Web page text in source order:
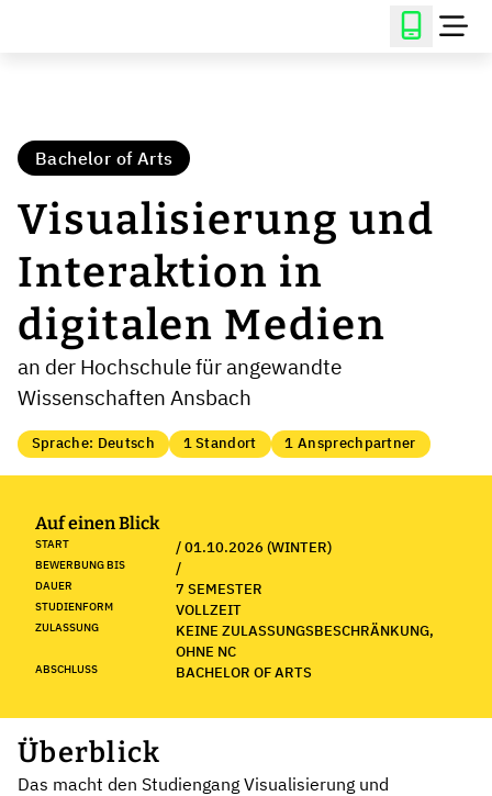
Bachelor of Arts
Visualisierung und
Interaktion in
digitalen Medien
an der Hochschule für angewandte
Wissenschaften Ansbach
Sprache: Deutsch 1 Standort 1 Ansprechpartner
Auf einen Blick
START / 01.10.2026 (WINTER)
BEWERBUNG BIS /
DAUER 7 SEMESTER
STUDIENFORM VOLLZEIT
ZULASSUNG
KEINE ZULASSUNGSBESCHRÄNKUNG,
OHNE NC
ABSCHLUSS BACHELOR OF ARTS
Überblick
Das macht den Studiengang Visualisierung und